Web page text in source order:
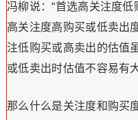
冯柳说：“首选高关注度
高关注度高购买或低卖出
注低购买或高卖出的估值
或低卖出时估值不容易有
那么什么是关注度和购买